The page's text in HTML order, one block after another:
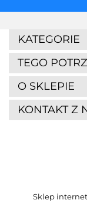
KATEGORIE
TEGO
O SKLEPIE
KONTAKT Z
Sklep